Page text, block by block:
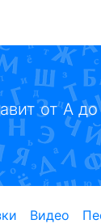
от А
Видео